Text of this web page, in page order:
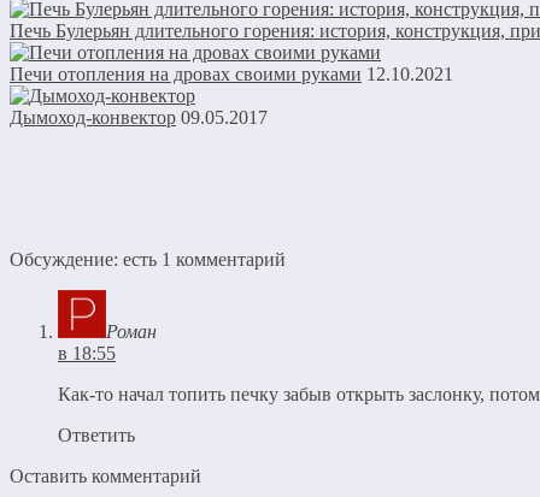
Печь Булерьян длительного горения: история, конструкция,
Печи отопления на дровах своими руками 12.10.2021
Дымоход-конвектор 09.05.2017
Обсуждение: есть 1 комментарий
Роман
в 18:55
Как-то начал топить печку забыв открыть заслонку,
Ответить
Оставить комментарий